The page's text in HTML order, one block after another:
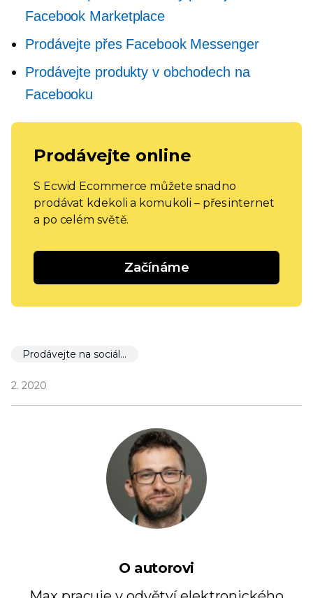
Facebook Marketplace
Prodávejte přes Facebook Messenger
Prodávejte produkty v obchodech na
Facebooku
Prodávejte online
S Ecwid Ecommerce můžete snadno
prodávat kdekoli a komukoli – přes internet
a po celém světě.
Začínáme
Prodávejte na sociálních sítích
2. 2020
O autorovi